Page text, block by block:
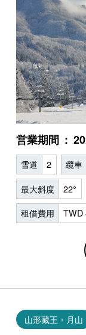
営業期間
雪道 2 纜車
最大斜度 22°
租借費用 TWD
山形藏王・月山